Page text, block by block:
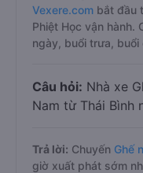
Vexere.com bắt đầu
Phiệt Học vận hành.
ngày, buổi trưa, buổi
Câu hỏi: Nhà xe
Nam từ Thái Bình
Trả lời: Chuyến Ghế
giờ xuất phát sớm